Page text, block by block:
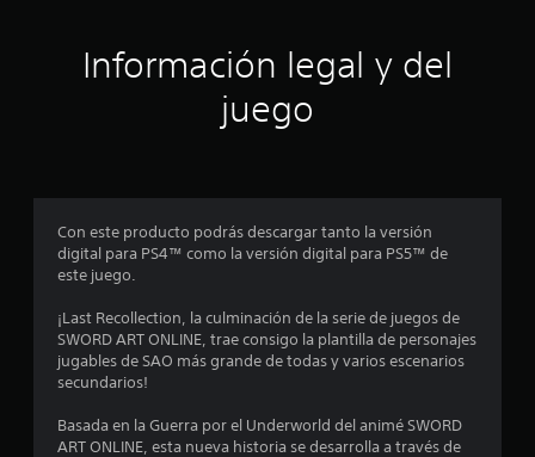
r
l
a
e
u
Información legal y del
juego
Con este producto podrás descargar tanto la versión
digital para PS4™ como la versión digital para PS5™ de
este juego.
¡Last Recollection, la culminación de la serie de juegos de
SWORD ART ONLINE, trae consigo la plantilla de personajes
jugables de SAO más grande de todas y varios escenarios
secundarios!
Basada en la Guerra por el Underworld del animé SWORD
ART ONLINE, esta nueva historia se desarrolla a través de